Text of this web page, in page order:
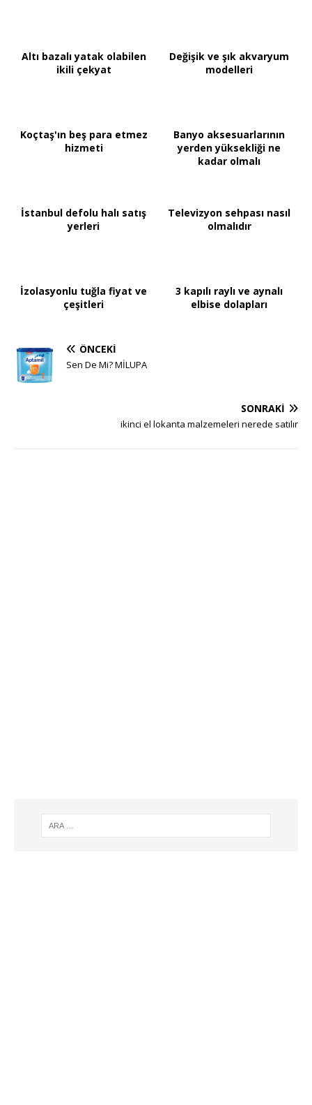
Altı bazalı yatak olabilen
ikili çekyat
Değişik ve şık akvaryum
modelleri
Koçtaş'ın beş para etmez
hizmeti
Banyo aksesuarlarının
yerden yüksekliği ne
kadar olmalı
İstanbul defolu halı satış
yerleri
Televizyon sehpası nasıl
olmalıdır
İzolasyonlu tuğla fiyat ve
çeşitleri
3 kapılı raylı ve aynalı
elbise dolapları
ÖNCEKI
Sen De Mi? MİLUPA
SONRAKI
ikinci el lokanta malzemeleri nerede satılır